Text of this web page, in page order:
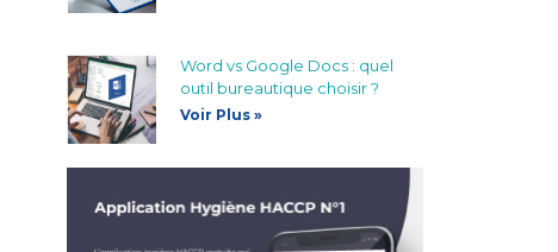
Word vs Google Docs : quel
outil bureautique choisir ?
Voir Plus »